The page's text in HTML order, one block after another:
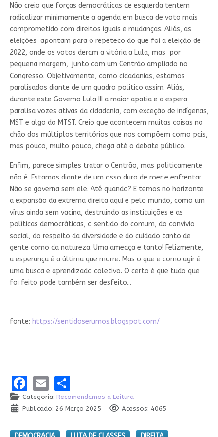
Não creio que forças democráticas de esquerda tentem
radicalizar minimamente a agenda em busca de voto mais
comprometido com direitos iguais e mudanças. Aliás, as
eleições apontam para o repeteco do que foi a eleição de
2022, onde os votos deram a vitória a Lula, mas por
pequena margem, junto com um Centrão ampliado no
Congresso. Objetivamente, como cidadanias, estamos
paralisados diante de um quadro político assim. Aliás,
durante este Governo Lula III a maior apatia e a espera
paralisa vozes ativas da cidadania, com exceção de indígenas,
MST e algo do MTST. Creio que acontecem muitas coisas no
chão dos múltiplos territórios que nos compõem como país,
mas pouco, muito pouco, chega até o debate público.
Enfim, parece simples tratar o Centrão, mas politicamente
não é. Estamos diante de um osso duro de roer e enfrentar.
Não se governa sem ele. Até quando? E temos no horizonte
a expansão da extrema direita aqui e pelo mundo, como um
vírus ainda sem vacina, destruindo as instituições e as
políticas democráticas, o sentido do comum, do convívio
social, do respeito da diversidade e do cuidado tanto de
gente como da natureza. Uma ameaça e tanto! Felizmente,
a esperança é a última que morre. Mas o que e como agir é
uma busca e aprendizado coletivo. O certo é que tudo que
foi feito pode também ser desfeito...
fonte: https://sentidoserumos.blogspot.com/
Facebook
EmailShare
Categoria: Recomendamos a Leitura
Publicado: 26 Março 2025
Acessos: 4065